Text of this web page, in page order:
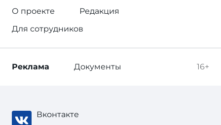
О проекте
Редакция
Для сотрудников
16+
Реклама Документы
Вконтакте